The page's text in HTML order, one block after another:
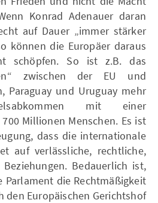
Konrad Adenauer daran
auf Dauer „immer stärker
können die Europäer daraus
schöpfen. So ist z.B. das
zwischen der EU und
Paraguay und Uruguay mehr
mit einer
Millionen Menschen. Es ist
dass die internationale
auf verlässliche, rechtliche,
Bedauerlich ist,
Parlament die Rechtmäßigkeit
den Europäischen Gerichtshof